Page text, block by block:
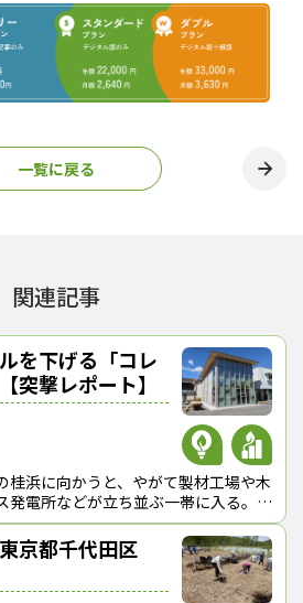
装や什器に地元産材が多用されてい
口スペースも地元産材が多用されている
のロビー（市民フロア）が広がってお
）や腰壁、壁面、カウンターなどには
て、明るく開放的な空間をつくり上げ
ットも置かれており、休憩や雑談などが
る食堂もヒノキで仕上げ、清潔感があ
ギのCLTを使用しており、新庁舎全体の
している。
一覧に戻る
関連記事
を下げる「コレ
突撃レポート】
桂浜に向かうと、やがて製材工場や木
発電所などが立ち並ぶ一帯に入る。そ
った木造ビルが完成した。その名は
）」。
京都千代田区